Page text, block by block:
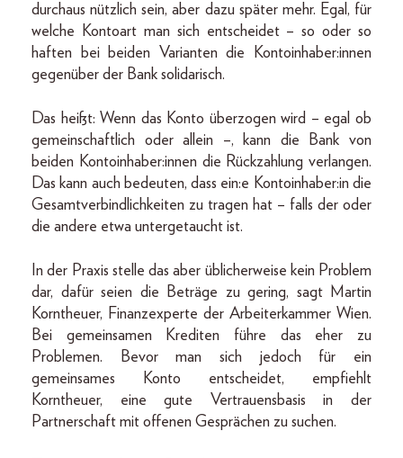
durchaus nützlich sein, aber dazu später mehr. Egal, für
welche Kontoart man sich entscheidet – so oder so
haften bei beiden Varianten die Kontoinhaber:innen
gegenüber der Bank solidarisch.
Das heißt: Wenn das Konto überzogen wird – egal ob
gemeinschaftlich oder allein –, kann die Bank von
beiden Kontoinhaber:innen die Rückzahlung verlangen.
Das kann auch bedeuten, dass ein:e Kontoinhaber:in die
Gesamtverbindlichkeiten zu tragen hat – falls der oder
die andere etwa untergetaucht ist.
In der Praxis stelle das aber üblicherweise kein Problem
dar, dafür seien die Beträge zu gering, sagt Martin
Korntheuer, Finanzexperte der Arbeiterkammer Wien.
Bei gemeinsamen Krediten führe das eher zu
Problemen. Bevor man sich jedoch für ein
gemeinsames Konto entscheidet, empfiehlt
Korntheuer, eine gute Vertrauensbasis in der
Partnerschaft mit offenen Gesprächen zu suchen.